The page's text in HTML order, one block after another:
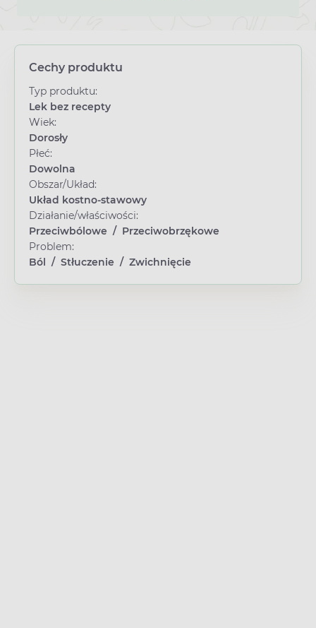
Cechy produktu
Typ produktu:
Lek bez recepty
Wiek:
Dorosły
Płeć:
Dowolna
Obszar/Układ:
Układ kostno-stawowy
Działanie/właściwości:
Przeciwbólowe / Przeciwobrzękowe
Problem:
Ból / Stłuczenie / Zwichnięcie